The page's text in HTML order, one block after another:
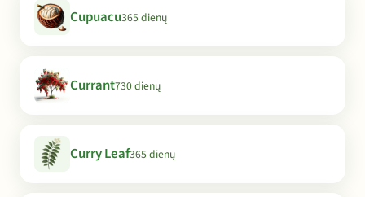
Cupuacu365 dienų
Currant730 dienų
Curry Leaf365 dienų